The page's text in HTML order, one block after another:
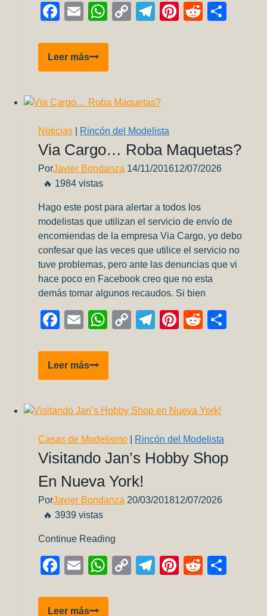
Facebook
EmailWhatsApp
CopyTelegram
Pinterest
Reddit
Leer másHablemos
de
Ep.17
En
por
Youtube!
Noticias Rincón del Modelista
Via Cargo… Roba Maquetas?
PorJavier Bondanza 14/11/201612/07/2026
🔥 1984 vistas
Hago este post para alertar a todos los
modelistas que utilizan el servicio de envío de
encomiendas de la empresa Via Cargo, yo debo
confesar que las veces que utilice el servicio no
tuve problemas, pero ante las denuncias que vi
hace poco en Facebook creo que no esta
demás tomar algunos recaudos. Si bien
Facebook
EmailWhatsApp
CopyTelegram
Pinterest
Reddit
Leer másVia
Cargo…
Maquetas?
Casas de Modelismo Rincón del Modelista
Visitando Jan’s Hobby Shop
En Nueva York!
PorJavier Bondanza 20/03/201812/07/2026
🔥 3939 vistas
Continue Reading
Facebook
EmailWhatsApp
CopyTelegram
Pinterest
Reddit
Leer másVisitando